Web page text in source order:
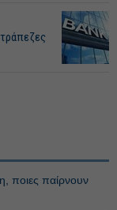
ποιες παίρνουν